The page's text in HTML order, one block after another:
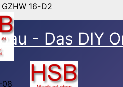
16-D2
08
- Das DIY